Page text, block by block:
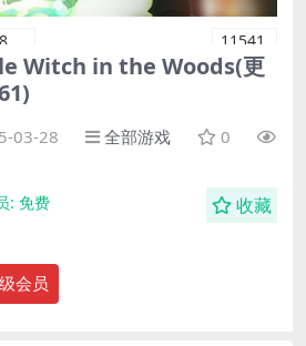
11541
Witch in the Woods(更
03-28 全部游戏
0
: 免费
收藏
会员